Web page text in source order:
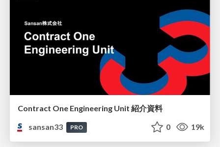
Contract One Engineering Unit 紹介資料
sansan33
PRO 0 19k